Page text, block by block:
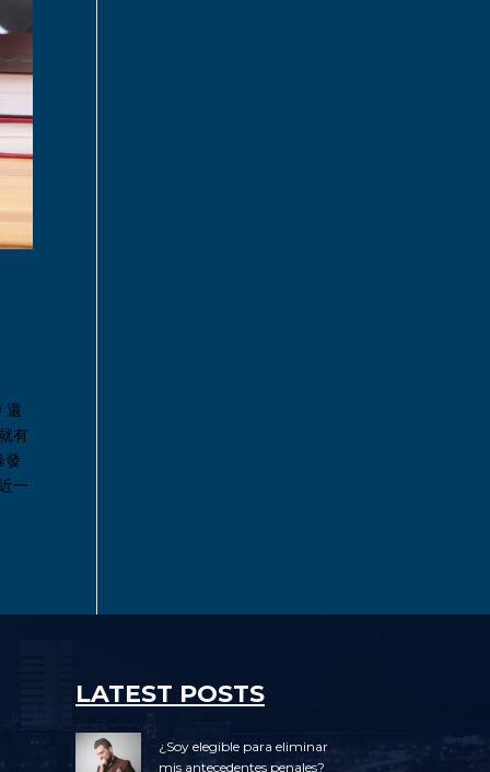
還
有
發
一
LATEST POSTS
¿Soy elegible para eliminar
mis antecedentes penales?